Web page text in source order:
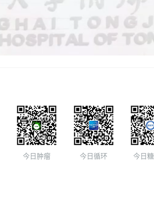
今日肿瘤 今日循环 今日